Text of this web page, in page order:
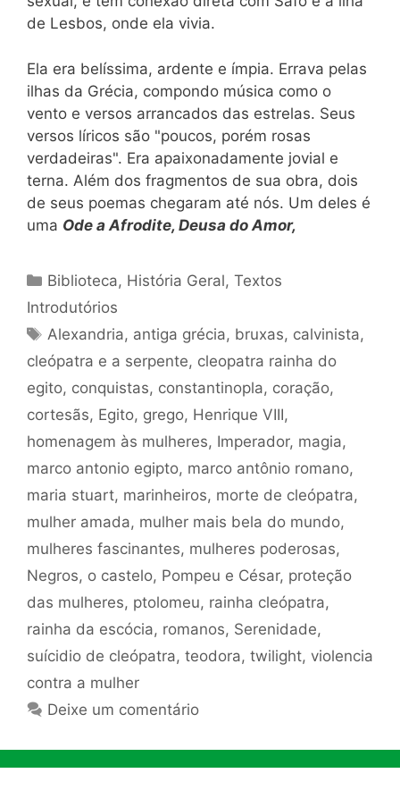
de Lesbos, onde ela vivia.
Ela era belíssima, ardente e ímpia. Errava pelas
ilhas da Grécia, compondo música como o
vento e versos arrancados das estrelas. Seus
versos líricos são "poucos, porém rosas
verdadeiras". Era apaixonadamente jovial e
terna. Além dos fragmentos de sua obra, dois
de seus poemas chegaram até nós. Um deles é
uma Ode a Afrodite, Deusa do Amor,
Categorias
Biblioteca, História Geral,Textos
Introdutórios
Tags
Alexandria, antiga grécia, bruxas, calvinista,
cleópatra e a serpente, cleopatra rainha do
egito, conquistas, constantinopla, coração,
cortesãs, Egito, grego, Henrique VIII,
homenagem às mulheres, Imperador, magia,
marco antonio egipto, marco antônio romano,
maria stuart, marinheiros, morte de cleópatra,
mulher amada, mulher mais bela do mundo,
mulheres fascinantes, mulheres poderosas,
Negros, o castelo, Pompeu e César, proteção
das mulheres, ptolomeu, rainha cleópatra,
rainha da escócia, romanos, Serenidade,
suícidio de cleópatra, teodora, twilight, violencia
contra a mulher
Deixe um comentário